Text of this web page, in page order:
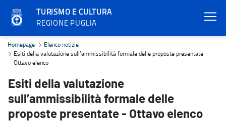
TURISMO E CULTURA
REGIONE PUGLIA
Esiti della valutazione sull’ammissibilità formale delle proposte
Homepage
Elenco notizie
Esiti della valutazione sull’ammissibilità formale delle proposte presentate -
Ottavo elenco
Esiti della valutazione
sull’ammissibilità formale delle
proposte presentate - Ottavo elenco